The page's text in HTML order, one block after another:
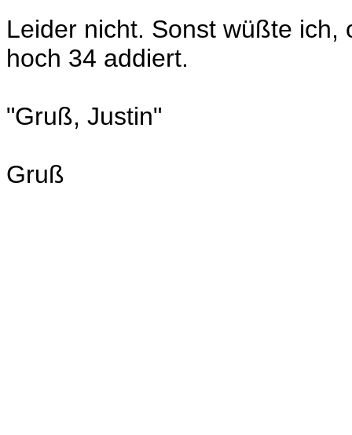
Leider nicht. Sonst wüßte
hoch 34 addiert.
"Gruß, Justin"
Gruß